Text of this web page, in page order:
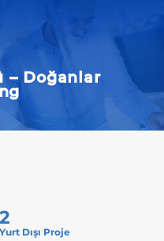
– Doğanlar
2
Yurt Dışı Proje